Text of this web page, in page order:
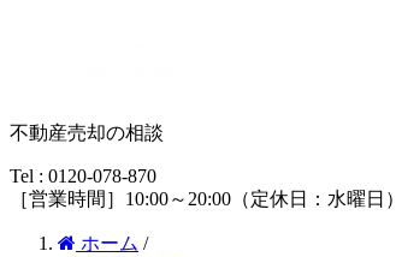
不動産売却の相談
Tel : 0120-078-870
［営業時間］10:00～20:00（定休日：水曜日）
ホーム /